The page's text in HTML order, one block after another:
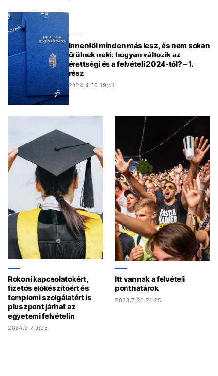
Innentől minden más lesz, és nem sokan
örülnek neki: hogyan változik az
érettségi és a felvételi 2024-től? – 1.
rész
2024.4.30 19:41
Rokoni kapcsolatokért,
fizetős előkészítőért és
templomi szolgálatért is
pluszpont járhat az
egyetemi felvételin
2024.3.7 9:35
Itt vannak a felvételi
ponthatárok
2023.7.26 21:25